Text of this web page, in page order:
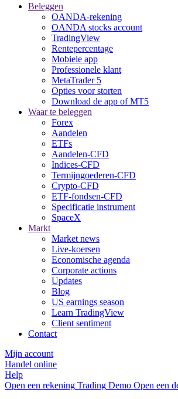
Beleggen
OANDA-rekening
OANDA stocks account
TradingView
Rentepercentage
Mobiele app
Professionele klant
MetaTrader 5
Opties voor storten
Download de app of MT5
Waar te beleggen
Forex
Aandelen
ETFs
Aandelen-CFD
Indices-CFD
Termijngoederen-CFD
Crypto-CFD
ETF-fondsen-CFD
Specificatie instrument
SpaceX
Markt
Market news
Live-koersen
Economische agenda
Corporate actions
Updates
Blog
US earnings season
Learn TradingView
Client sentiment
Contact
Mijn account
Handel online
Help
Open een rekening Trading Demo Open een